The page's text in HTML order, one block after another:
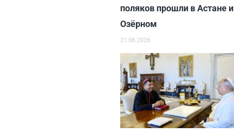
поляков прошли в Астане и
Озёрном
21.06.2026